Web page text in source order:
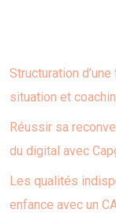
Structuration
situation et
Réussir sa
du digital avec
Les qualités
enfance avec un